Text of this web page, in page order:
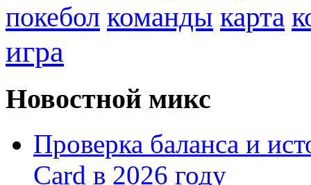
покебол команды карта
игра
Новостной микс
Проверка баланса и
Card в 2026 году